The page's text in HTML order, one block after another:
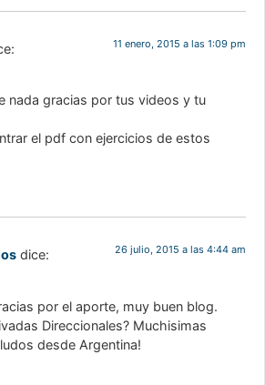
11 enero, 2015 a las 1:09 pm
nada gracias por tus videos y tu
el pdf con ejercicios de estos
dice: 26 julio, 2015 a las 4:44 am
por el aporte, muy buen blog.
Direccionales? Muchisimas
desde Argentina!